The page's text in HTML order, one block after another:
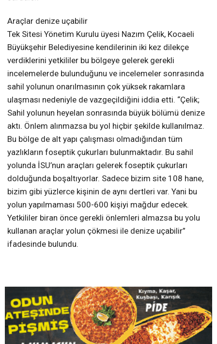
Seyrek Tek Sitesi ve çok sayı da yazlıkçıların kullandığı
sahil yolunun saçtığı tehlike karşısında Seyrek sakinleri
Kocaeli Büyükşehir Belediyesine defalarca dilekçe
vermelerine rağmen hiçbir çalışma başlatılmadığını öne
sürdüler.
Araçlar denize uçabilir
Tek Sitesi Yönetim Kurulu üyesi Nazım Çelik, Kocaeli
Büyükşehir Belediyesine kendilerinin iki kez dilekçe
verdiklerini yetkililer bu bölgeye gelerek gerekli
incelemelerde bulunduğunu ve incelemeler sonrasında
sahil yolunun onarılmasının çok yüksek rakamlara
ulaşması nedeniyle de vazgeçildiğini iddia etti. “Çelik;
yazlıkların foseptik çukurları bulunmaktadır. Bu sahil
yolunda İSU’nun araçları gelerek foseptik çukurları
dolduğunda boşaltıyorlar. Sadece bizim site 108 hane,
bizim gibi yüzlerce kişinin de aynı dertleri var. Yani bu